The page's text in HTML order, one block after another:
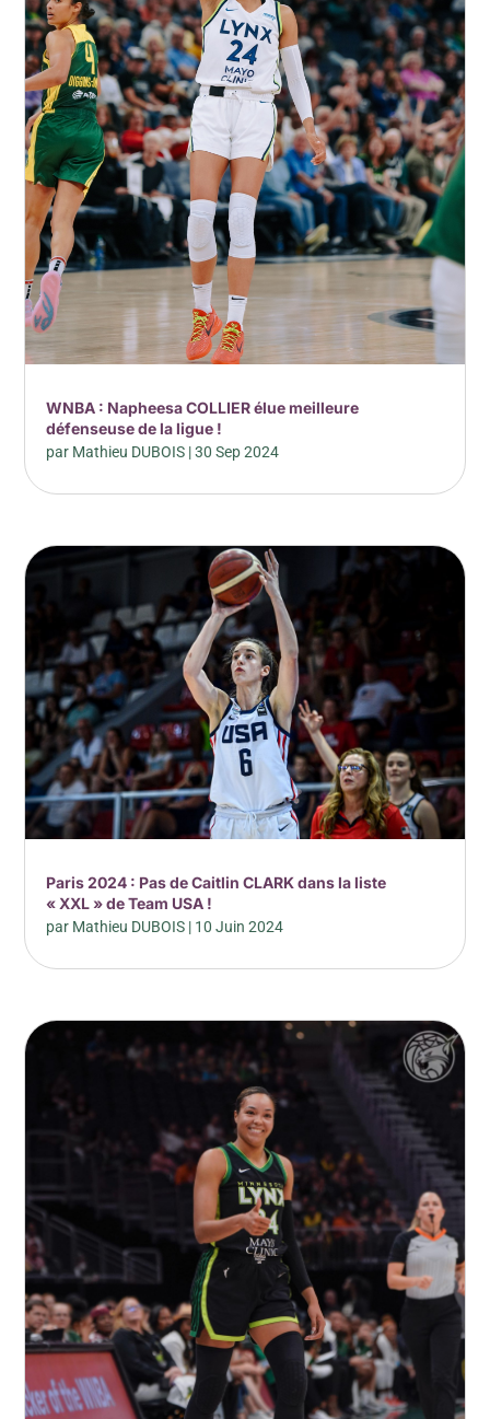
WNBA : Napheesa COLLIER élue meilleure
défenseuse de la ligue !
par Mathieu DUBOIS |30 Sep 2024
Paris 2024 : Pas de Caitlin CLARK dans la liste
« XXL » de Team USA !
par Mathieu DUBOIS | 10 Juin 2024